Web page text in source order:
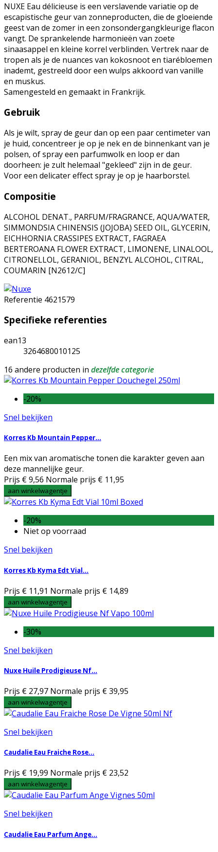
NUXE Eau délicieuse is een verslavende variatie op de
escapistische geur van zonneproducten, die de gloeiende
geest van de zomer in een zonsondergangkleurige flacon
vangt. De sprankelende harmonieën van zoete
sinaasappel en kleine korrel verblinden. Vertrek naar de
tropen als je de nuances van kokosnoot en tiarébloemen
inademt, gestreeld door een wulps akkoord van vanille
en muskus.
Samengesteld en gemaakt in Frankrijk.
Gebruik
Als je wilt, spray de geur dan op een paar centimeter van
je huid, concentreer je op je nek en de binnenkant van je
polsen, of spray een parfumwolk en loop er dan
doorheen: je zult helemaal "gekleed" zijn in de geur.
Voor een delicater effect spray je op je haarborstel.
Compositie
ALCOHOL DENAT., PARFUM/FRAGRANCE, AQUA/WATER,
SIMMONDSIA CHINENSIS (JOJOBA) SEED OIL, GLYCERIN,
EICHHORNIA CRASSIPES EXTRACT, FAGRAEA
BERTEROANA FLOWER EXTRACT, LIMONENE, LINALOOL,
CITRONELLOL, GERANIOL, BENZYL ALCOHOL, CITRAL,
COUMARIN [N2612/C]
Referentie 4621579
Specifieke referenties
ean13
3264680010125
16 andere producten in dezelfde categorie
-20%
Snel bekijken
Korres Kb Mountain Pepper...
Een mix van aromatische tonen die karakter geven aan
deze mannelijke geur.
Prijs € 9,56 Normale prijs € 11,95
aan winkelwagentje
-20%
Niet op voorraad
Snel bekijken
Korres Kb Kyma Edt Vial...
Prijs € 11,91 Normale prijs € 14,89
aan winkelwagentje
-30%
Snel bekijken
Nuxe Huile Prodigieuse Nf...
Prijs € 27,97 Normale prijs € 39,95
aan winkelwagentje
Snel bekijken
Caudalie Eau Fraiche Rose...
Prijs € 19,99 Normale prijs € 23,52
aan winkelwagentje
Snel bekijken
Caudalie Eau Parfum Ange...